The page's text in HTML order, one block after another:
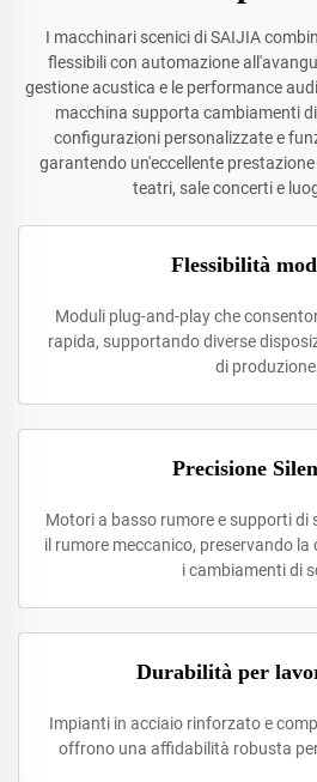
I macchinari scenici di SAIJIA
flessibili con automazione
gestione acustica e le performance
macchina supporta cambiamenti
configurazioni personalizzate e
garantendo un'eccellente
teatri, sale concerti e
Flessibilità
Moduli plug-and-play che
rapida, supportando diverse
di produzione.
Precisione
Motori a basso rumore e supporti di
il rumore meccanico, preservando
i cambiamenti di
Durabilità per
Impianti in acciaio rinforzato e
offrono una affidabilità robusta